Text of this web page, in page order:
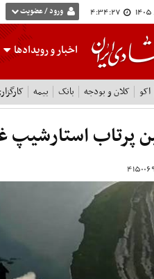
4:34:27 ورود / عضویت
اخبار و رویدادها
اکو کلان و بودجه بانک بیمه
پرتاب استارشیپ